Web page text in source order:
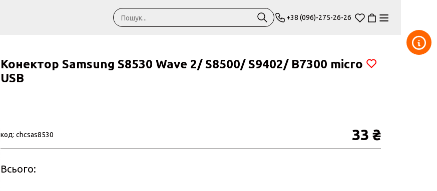
+38 (096)-275-26-26
Конектор Samsung S8530 Wave 2/ S8500/ S9402/ B7300 micro
USB
код: chcsas8530 33 ₴
Всього: